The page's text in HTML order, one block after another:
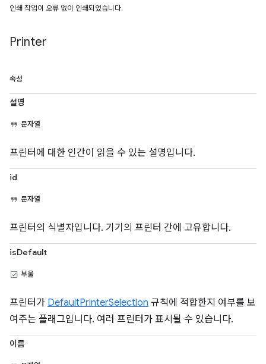
인쇄 작업이 오류 없이 인쇄되었습니다.
Printer
속성
설명
문자열
프린터에 대한 인간이 읽을 수 있는 설명입니다.
id
문자열
프린터의 식별자입니다. 기기의 프린터 간에 고유합니다.
isDefault
부울
프린터가 DefaultPrinterSelection 규칙에 적합한지 여부를 보
여주는 플래그입니다. 여러 프린터가 표시될 수 있습니다.
이름